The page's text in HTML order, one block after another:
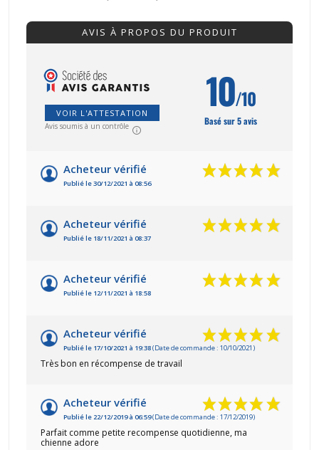
AVIS À PROPOS DU PRODUIT
VOIR L'ATTESTATION
Avis soumis à un contrôle
10/10
Basé sur 5 avis
Acheteur vérifié
Publié le 30/12/2021 à 08:56
Acheteur vérifié
Publié le 18/11/2021 à 08:37
Acheteur vérifié
Publié le 12/11/2021 à 18:58
Acheteur vérifié
Publié le 17/10/2021 à 19:38(Date de commande : 10/10/2021)
Très bon en récompense de travail
Acheteur vérifié
Publié le 22/12/2019 à 06:59(Date de commande : 17/12/2019)
Parfait comme petite recompense quotidienne, ma
chienne adore